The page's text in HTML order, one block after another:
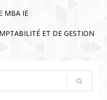
MBA IE
ET DE GESTION